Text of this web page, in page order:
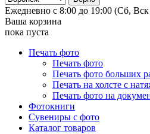
Ежедневно с 8:00 до 19:00 (Сб, Вск
Ваша корзина
пока пуста
Печать фото
Печать фото
Печать фото больших
Печать на холсте с
Печать фото на
Фотокниги
Сувениры с фото
Каталог товаров